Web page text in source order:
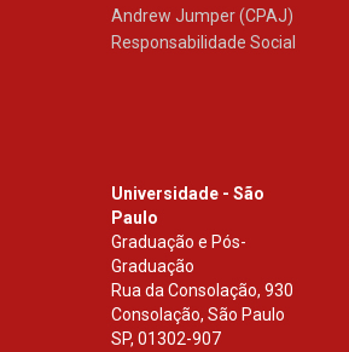
Andrew Jumper (CPAJ)
Responsabilidade Social
Universidade - São
Paulo
Graduação e Pós-
Graduação
Rua da Consolação, 930
Consolação, São Paulo
SP, 01302-907